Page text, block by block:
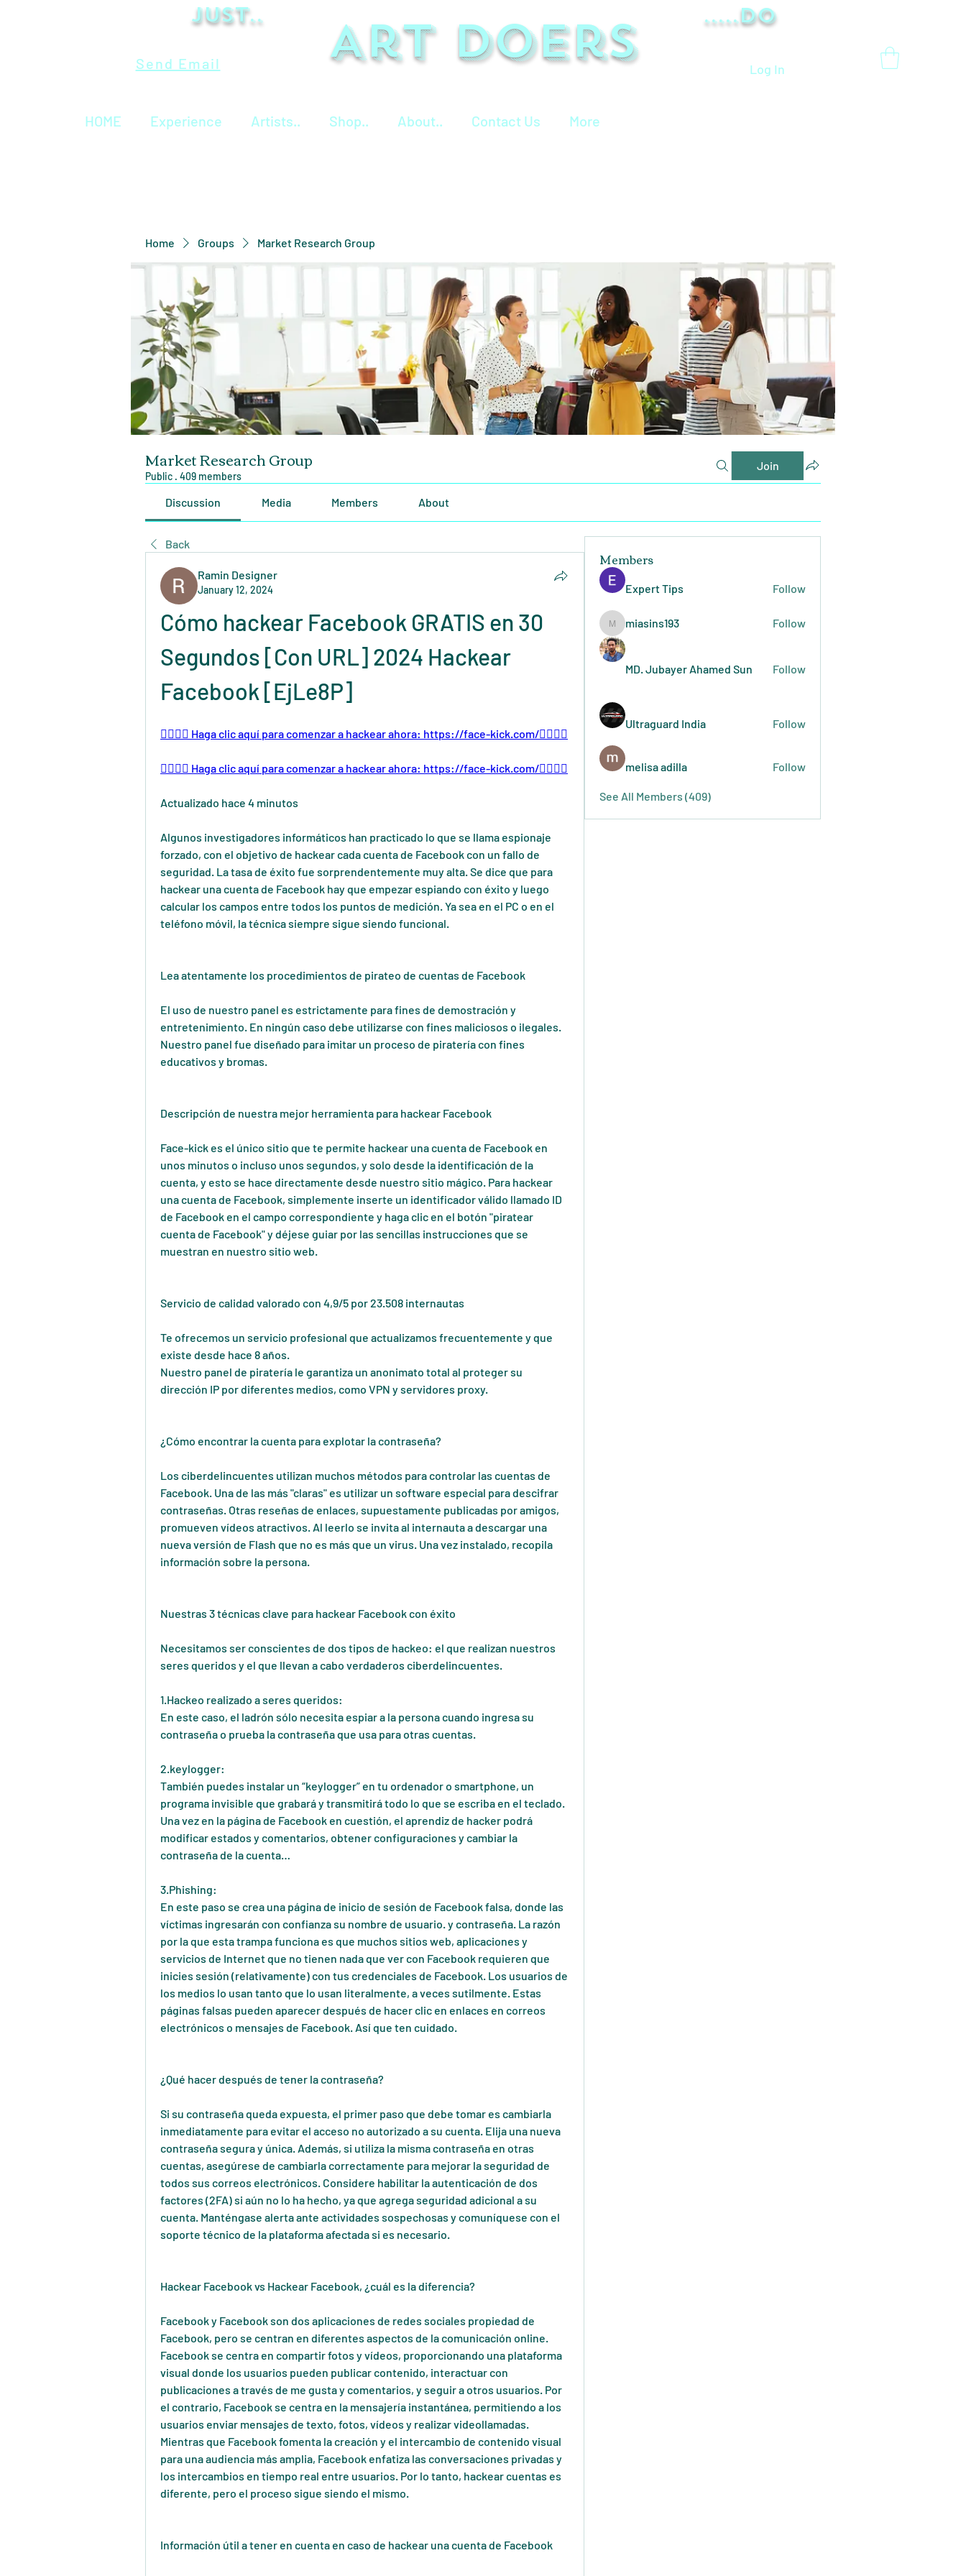
Send Email Art Doers Log In
.....Do
Just..
HOME Experience Artists.. Shop.. About.. Contact Us More
Home Groups Market Research Group
Market Research Group
Public · 409 members
Join
Discussion Media Members About
Back
Ramin Designer
January 12, 2024
Cómo hackear Facebook GRATIS en 30
Segundos [Con URL] 2024 Hackear
Facebook [EjLe8P]
👉🏻👉🏻 Haga clic aquí para comenzar a hackear ahora: https://face-kick.com/👈🏻👈🏻
👉🏻👉🏻 Haga clic aquí para comenzar a hackear ahora: https://face-kick.com/👈🏻👈🏻
Actualizado hace 4 minutos
Algunos investigadores informáticos han practicado lo que se llama espionaje
forzado, con el objetivo de hackear cada cuenta de Facebook con un fallo de
seguridad. La tasa de éxito fue sorprendentemente muy alta. Se dice que para
hackear una cuenta de Facebook hay que empezar espiando con éxito y luego
calcular los campos entre todos los puntos de medición. Ya sea en el PC o en el
teléfono móvil, la técnica siempre sigue siendo funcional.
Lea atentamente los procedimientos de pirateo de cuentas de Facebook
El uso de nuestro panel es estrictamente para fines de demostración y
entretenimiento. En ningún caso debe utilizarse con fines maliciosos o ilegales.
Nuestro panel fue diseñado para imitar un proceso de piratería con fines
educativos y bromas.
Descripción de nuestra mejor herramienta para hackear Facebook
Face-kick es el único sitio que te permite hackear una cuenta de Facebook en
unos minutos o incluso unos segundos, y solo desde la identificación de la
cuenta, y esto se hace directamente desde nuestro sitio mágico. Para hackear
una cuenta de Facebook, simplemente inserte un identificador válido llamado ID
de Facebook en el campo correspondiente y haga clic en el botón "piratear
cuenta de Facebook" y déjese guiar por las sencillas instrucciones que se
muestran en nuestro sitio web.
Servicio de calidad valorado con 4,9/5 por 23.508 internautas
Te ofrecemos un servicio profesional que actualizamos frecuentemente y que
existe desde hace 8 años.
Nuestro panel de piratería le garantiza un anonimato total al proteger su
dirección IP por diferentes medios, como VPN y servidores proxy.
¿Cómo encontrar la cuenta para explotar la contraseña?
Los ciberdelincuentes utilizan muchos métodos para controlar las cuentas de
Facebook. Una de las más "claras" es utilizar un software especial para descifrar
contraseñas. Otras reseñas de enlaces, supuestamente publicadas por amigos,
promueven vídeos atractivos. Al leerlo se invita al internauta a descargar una
nueva versión de Flash que no es más que un virus. Una vez instalado, recopila
información sobre la persona.
Nuestras 3 técnicas clave para hackear Facebook con éxito
Necesitamos ser conscientes de dos tipos de hackeo: el que realizan nuestros
seres queridos y el que llevan a cabo verdaderos ciberdelincuentes.
1.Hackeo realizado a seres queridos:
En este caso, el ladrón sólo necesita espiar a la persona cuando ingresa su
contraseña o prueba la contraseña que usa para otras cuentas.
2.keylogger:
También puedes instalar un “keylogger” en tu ordenador o smartphone, un
programa invisible que grabará y transmitirá todo lo que se escriba en el teclado.
Una vez en la página de Facebook en cuestión, el aprendiz de hacker podrá
modificar estados y comentarios, obtener configuraciones y cambiar la
contraseña de la cuenta…
3.Phishing:
En este paso se crea una página de inicio de sesión de Facebook falsa, donde las
víctimas ingresarán con confianza su nombre de usuario. y contraseña. La razón
por la que esta trampa funciona es que muchos sitios web, aplicaciones y
servicios de Internet que no tienen nada que ver con Facebook requieren que
inicies sesión (relativamente) con tus credenciales de Facebook. Los usuarios de
los medios lo usan tanto que lo usan literalmente, a veces sutilmente. Estas
páginas falsas pueden aparecer después de hacer clic en enlaces en correos
electrónicos o mensajes de Facebook. Así que ten cuidado.
¿Qué hacer después de tener la contraseña?
Si su contraseña queda expuesta, el primer paso que debe tomar es cambiarla
inmediatamente para evitar el acceso no autorizado a su cuenta. Elija una nueva
contraseña segura y única. Además, si utiliza la misma contraseña en otras
cuentas, asegúrese de cambiarla correctamente para mejorar la seguridad de
todos sus correos electrónicos. Considere habilitar la autenticación de dos
factores (2FA) si aún no lo ha hecho, ya que agrega seguridad adicional a su
cuenta. Manténgase alerta ante actividades sospechosas y comuníquese con el
soporte técnico de la plataforma afectada si es necesario.
Hackear Facebook vs Hackear Facebook, ¿cuál es la diferencia?
Facebook y Facebook son dos aplicaciones de redes sociales propiedad de
Facebook, pero se centran en diferentes aspectos de la comunicación online.
Facebook se centra en compartir fotos y vídeos, proporcionando una plataforma
visual donde los usuarios pueden publicar contenido, interactuar con
publicaciones a través de me gusta y comentarios, y seguir a otros usuarios. Por
el contrario, Facebook se centra en la mensajería instantánea, permitiendo a los
usuarios enviar mensajes de texto, fotos, vídeos y realizar videollamadas.
Mientras que Facebook fomenta la creación y el intercambio de contenido visual
para una audiencia más amplia, Facebook enfatiza las conversaciones privadas y
los intercambios en tiempo real entre usuarios. Por lo tanto, hackear cuentas es
diferente, pero el proceso sigue siendo el mismo.
Información útil a tener en cuenta en caso de hackear una cuenta de Facebook
Members
Expert Tips Follow
miasins193
miasins193 Follow
MD. Jubayer Ahamed Sun Follow
Ultraguard India Follow
melisa adilla Follow
See All Members (409)